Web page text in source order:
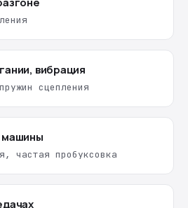
вибрация
сцепления
машины
частая пробуксовка